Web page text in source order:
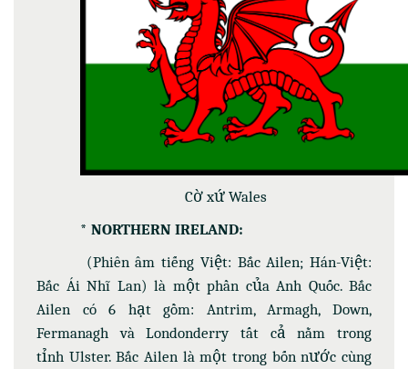
Cờ xứ Wales
* NORTHERN IRELAND:
(Phiên âm tiếng Việt: Bắc Ailen; Hán-Việt:
Bắc Ái Nhĩ Lan) là một phần của Anh Quốc. Bắc
Ailen có 6 hạt gồm: Antrim, Armagh, Down,
Fermanagh và Londonderry tất cả nằm trong
tỉnh Ulster. Bắc Ailen là một trong bốn nước cùng